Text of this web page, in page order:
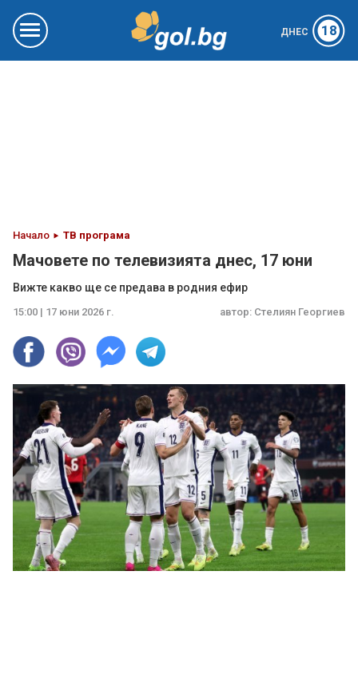
ДНЕС 18
Начало ТВ програма
Мачовете по телевизията днес, 17 юни
Вижте какво ще се предава в родния ефир
15:00 | 17 юни 2026 г. автор: Стелиян Георгиев